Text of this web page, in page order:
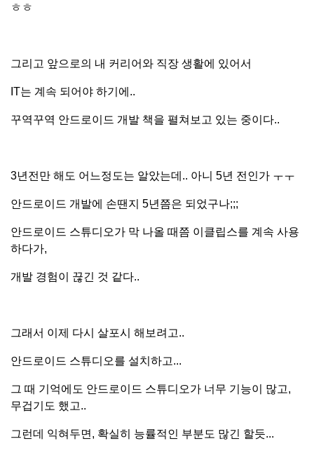
ㅎㅎ
그리고 앞으로의 내 커리어와 직장 생활에 있어서
IT는 계속 되어야 하기에..
꾸역꾸역 안드로이드 개발 책을 펼쳐보고 있는 중이다..
3년전만 해도 어느정도는 알았는데.. 아니 5년 전인가 ㅜㅜ
안드로이드 개발에 손땐지 5년쯤은 되었구나;;;
안드로이드 스튜디오가 막 나올 때쯤 이클립스를 계속 사용
하다가,
개발 경험이 끊긴 것 같다..
그래서 이제 다시 살포시 해보려고..
안드로이드 스튜디오를 설치하고...
그 때 기억에도 안드로이드 스튜디오가 너무 기능이 많고,
무겁기도 했고..
그런데 익혀두면, 확실히 능률적인 부분도 많긴 할듯...